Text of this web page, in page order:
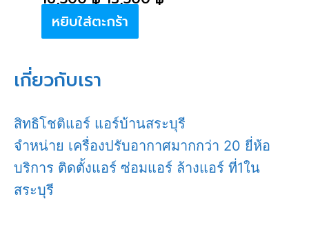
หยิบใส่ตะกร้า
เกี่ยวกับเรา
สิทธิโชติแอร์ แอร์บ้านสระบุรี
จำหน่าย เครื่องปรับอากาศมากกว่า 20 ยี่ห้อ
บริการ ติดตั้งแอร์ ซ่อมแอร์ ล้างแอร์ ที่1ใน
สระบุรี